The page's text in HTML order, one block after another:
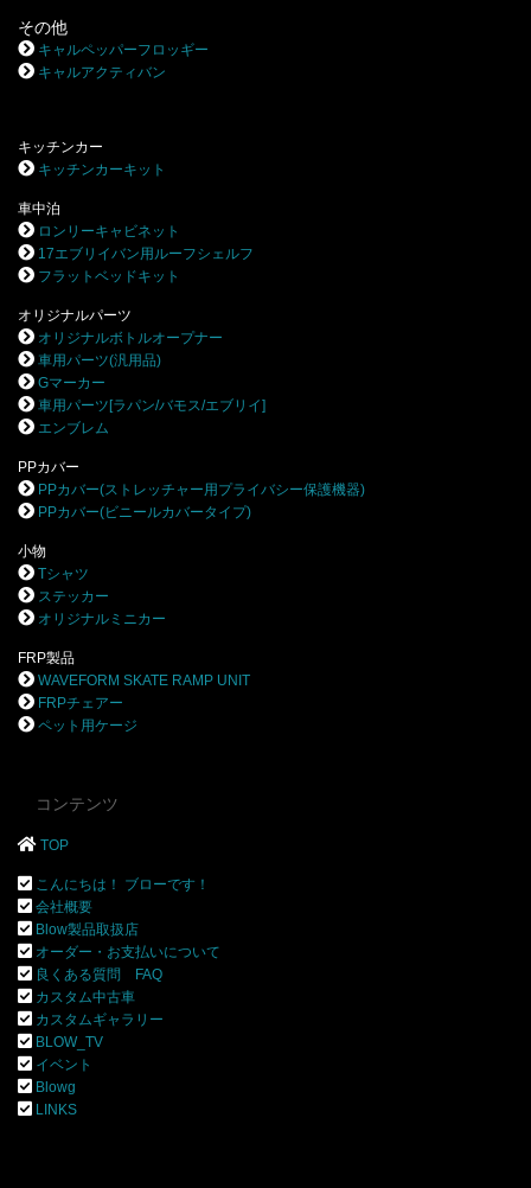
その他
キャルペッパーフロッギー
キャルアクティバン
キッチンカー
キッチンカーキット
車中泊
ロンリーキャビネット
17エブリイバン用ルーフシェルフ
フラットベッドキット
オリジナルパーツ
オリジナルボトルオープナー
車用パーツ(汎用品)
Gマーカー
車用パーツ[ラパン/バモス/エブリイ]
エンブレム
PPカバー
PPカバー(ストレッチャー用プライバシー保護機器)
PPカバー(ビニールカバータイプ)
小物
Tシャツ
ステッカー
オリジナルミニカー
FRP製品
WAVEFORM SKATE RAMP UNIT
FRPチェアー
ペット用ケージ
コンテンツ
TOP
こんにちは！ ブローです！
会社概要
Blow製品取扱店
オーダー・お支払いについて
良くある質問 FAQ
カスタム中古車
カスタムギャラリー
BLOW_TV
イベント
Blowg
LINKS